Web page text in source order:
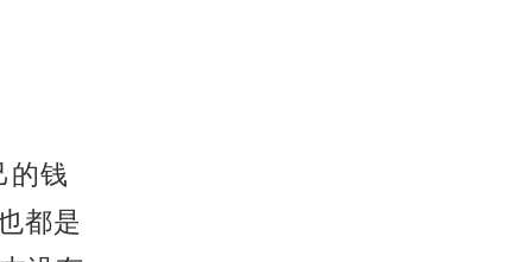
的钱
都是